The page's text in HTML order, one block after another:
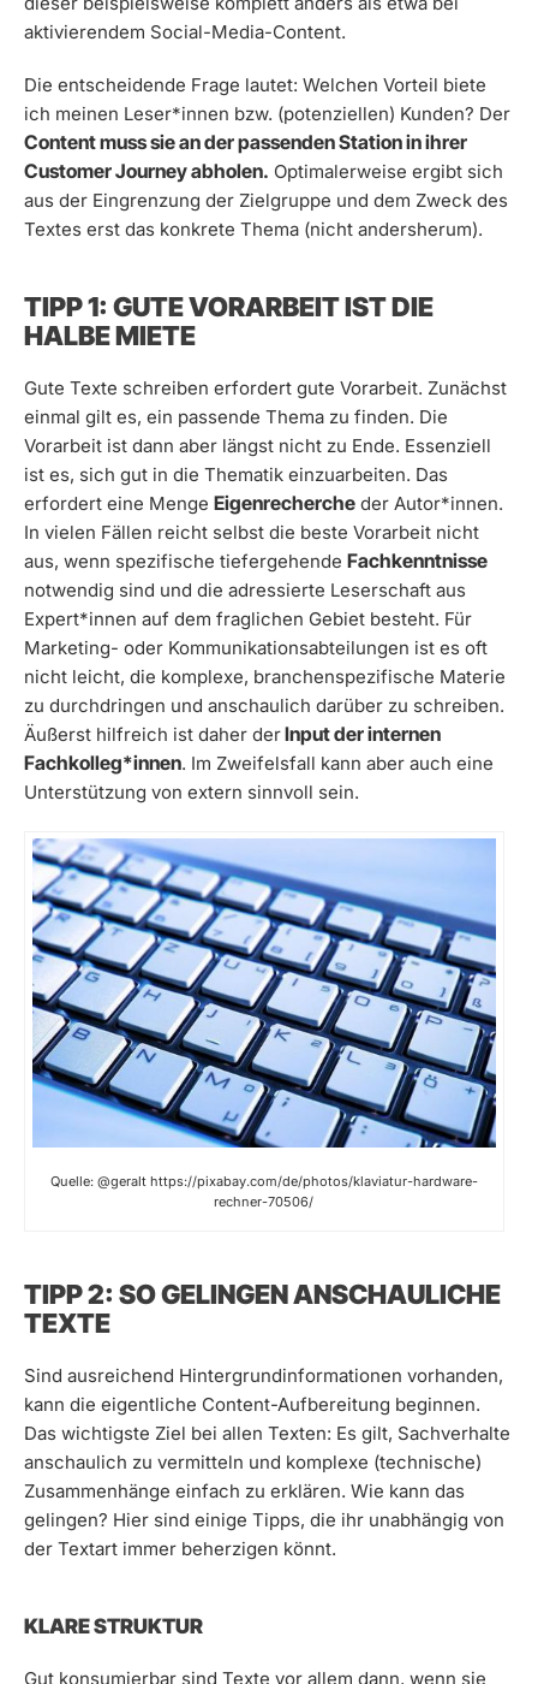
aktivierendem Social-Media-Content.
Die entscheidende Frage lautet: Welchen Vorteil biete
ich meinen Leser*innen bzw. (potenziellen) Kunden? Der
Content muss sie an der passenden Station in ihrer
Customer Journey abholen. Optimalerweise ergibt sich
aus der Eingrenzung der Zielgruppe und dem Zweck des
Textes erst das konkrete Thema (nicht andersherum).
TIPP 1: GUTE VORARBEIT IST DIE
HALBE MIETE
Gute Texte schreiben erfordert gute Vorarbeit. Zunächst
einmal gilt es, ein passende Thema zu finden. Die
Vorarbeit ist dann aber längst nicht zu Ende. Essenziell
ist es, sich gut in die Thematik einzuarbeiten. Das
erfordert eine Menge Eigenrecherche der Autor*innen.
In vielen Fällen reicht selbst die beste Vorarbeit nicht
aus, wenn spezifische tiefergehende Fachkenntnisse
notwendig sind und die adressierte Leserschaft aus
Expert*innen auf dem fraglichen Gebiet besteht. Für
Marketing- oder Kommunikationsabteilungen ist es oft
nicht leicht, die komplexe, branchenspezifische Materie
zu durchdringen und anschaulich darüber zu schreiben.
Äußerst hilfreich ist daher derInput der internen
Fachkolleg*innen. Im Zweifelsfall kann aber auch eine
Unterstützung von extern sinnvoll sein.
Quelle: @geralt https://pixabay.com/de/photos/klaviatur-hardware-
rechner-70506/
TIPP 2: SO GELINGEN ANSCHAULICHE
TEXTE
Sind ausreichend Hintergrundinformationen vorhanden,
kann die eigentliche Content-Aufbereitung beginnen.
Das wichtigste Ziel bei allen Texten: Es gilt, Sachverhalte
anschaulich zu vermitteln und komplexe (technische)
Zusammenhänge einfach zu erklären. Wie kann das
gelingen? Hier sind einige Tipps, die ihr unabhängig von
der Textart immer beherzigen könnt.
KLARE STRUKTUR
Gut konsumierbar sind Texte vor allem dann, wenn sie